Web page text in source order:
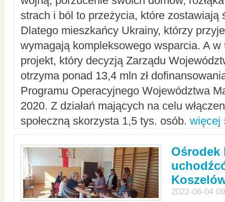
strach i ból to przeżycia, które zostawiają
Dlatego mieszkańcy Ukrainy, którzy
wymagają kompleksowego wsparcia. A w
projekt, który decyzją Zarządu
otrzyma ponad 13,4 mln zł
Programu Operacyjnego Województwa
2020. Z działań mających na celu
społeczną skorzysta 1,5 tys. osób. więcej
Ośrodek
2022-06-04